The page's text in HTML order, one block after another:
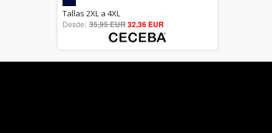
5.00
out of 5
Tallas 2XL a 4XL
Desde: 35,95 EUR32,36 EUR